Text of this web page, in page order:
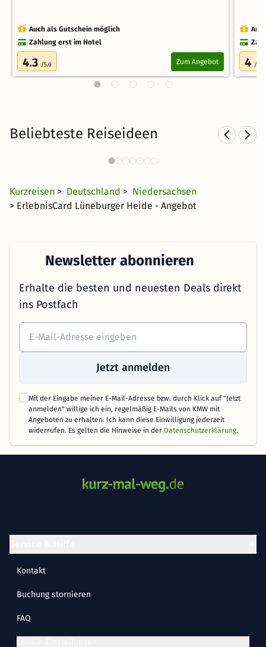
Auch als Gutschein möglich
Zahlung erst im Hotel
4.3 /5.0 Zum Angebot 4 /5.0
Beliebteste Reiseideen
Familienurlaub in
Kurzreisen > Deutschland > Niedersachsen
> ErlebnisCard Lüneburger Heide - Angebot
Newsletter abonnieren
Erhalte die besten und neuesten Deals direkt
ins Postfach
Jetzt anmelden
Mit der Eingabe meiner E-Mail-Adresse bzw. durch Klick auf "Jetzt
anmelden" willige ich ein, regelmäßig E-Mails von KMW mit
Angeboten zu erhalten. Ich kann diese Einwilligung jederzeit
widerrufen. Es gelten die Hinweise in der Datenschutzerklärung.
Kontakt
Buchung stornieren
FAQ